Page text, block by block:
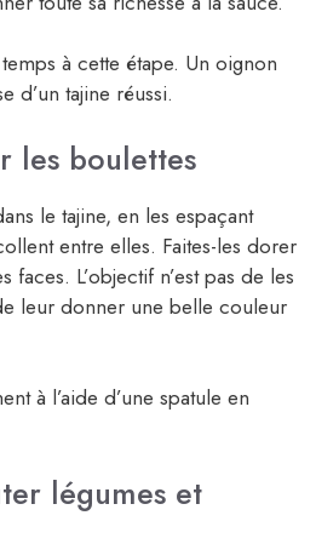
à cette étape. Un oignon
d’un tajine réussi.
les boulettes
le tajine, en les espaçant
entre elles. Faites-les dorer
faces. L’objectif n’est pas de les
leur donner une belle couleur
à l’aide d’une spatule en
légumes et